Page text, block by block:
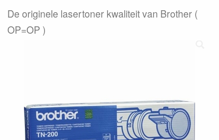
De originele lasertoner kwaliteit van Brother (
OP=OP )